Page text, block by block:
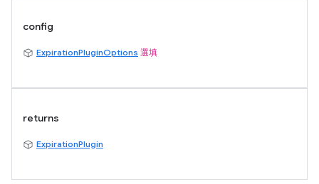
config
ExpirationPluginOptions 選填
returns
ExpirationPlugin